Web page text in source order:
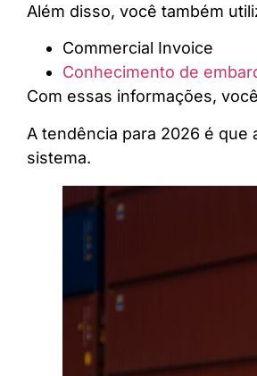
Além disso, você também
Commercial Invoice
Conhecimento de
Com essas informações,
A tendência para 2026 é que
sistema.